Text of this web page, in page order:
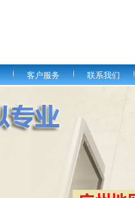
客户服务 联系我们